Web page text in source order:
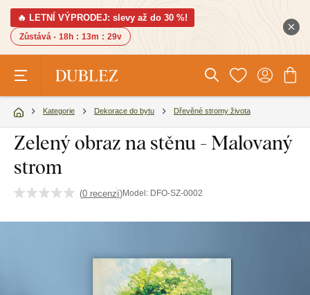
🔥 LETNÍ VÝPRODEJ: slevy až do 30 %!
Zůstává - 18h : 13m : 28v
Kategorie Dekorace do bytu Dřevěné stromy života
Zelený obraz na stěnu - Malovaný
strom
(0 recenzí)Model: DFO-SZ-0002